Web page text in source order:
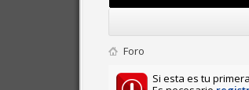
Foro
Si esta es tu